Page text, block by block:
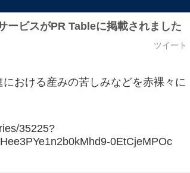
ービスがPR Tableに掲載されました
ツイート
おける産みの苦しみなどを赤裸々に
35225?
0EtCjeMPOc